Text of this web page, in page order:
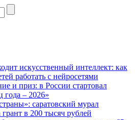
искусственный интеллект: как
работать с нейросетями
и приз: в России стартовал
года – 2026»
саратовский мурал
грант в 200 тысяч рублей